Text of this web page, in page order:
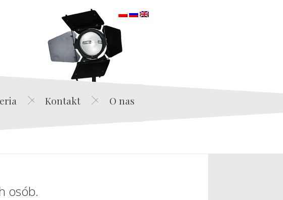
Film Agencja Aktorska
Kontakt O nas
osób.